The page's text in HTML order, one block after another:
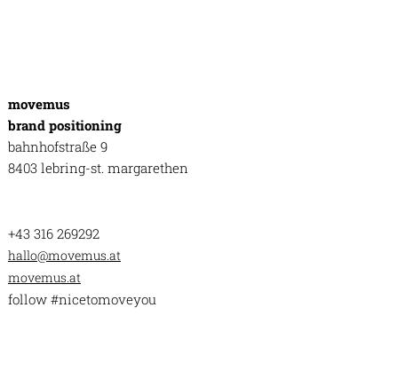
movemus
brand positioning
bahnhofstraße 9
8403 lebring-st. margarethen
+43 316 269292
hallo@movemus.at
movemus.at
follow #nicetomoveyou